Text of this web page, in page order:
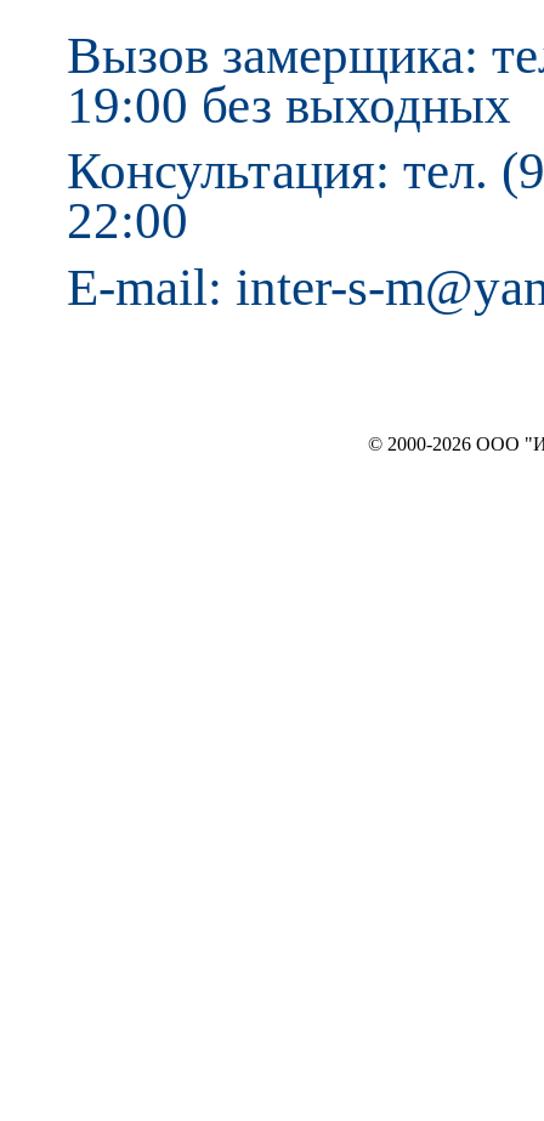
Вызов замерщика:
19:00 без выходных
Консультация: тел.
22:00
E-mail: inter-s-
© 2000-2026 ООО "ИНТЕРЬЕР`c"